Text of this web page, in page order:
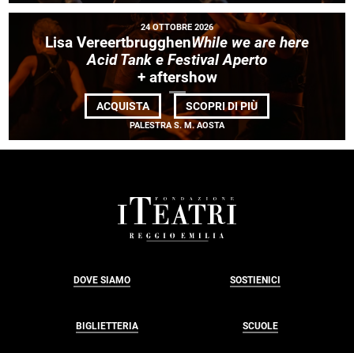
COMPANY
<BR>
LARBI
CHERKAOUI,
MORELLI
24 OTTOBRE 2026
Lisa VereertbrugghenWhile we are here
Acid Tank e Festival Aperto
+ aftershow
ACQUISTA SCOPRI DI PIÙDI
LISA
ARE
HERE<BR>ACID
PALESTRA S. M. AOSTA
DOVE SIAMO SOSTIENICI
BIGLIETTERIA SCUOLE